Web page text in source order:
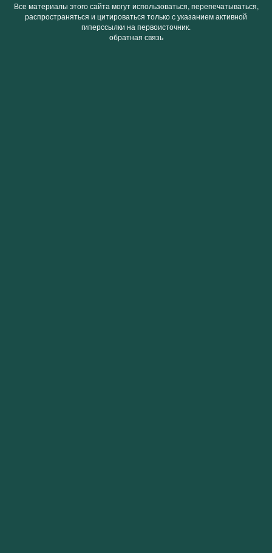
Все материалы этого сайта могут использоваться, перепечатываться,
распространяться и цитироваться только с указанием активной
гиперссылки на первоисточник.
обратная связь